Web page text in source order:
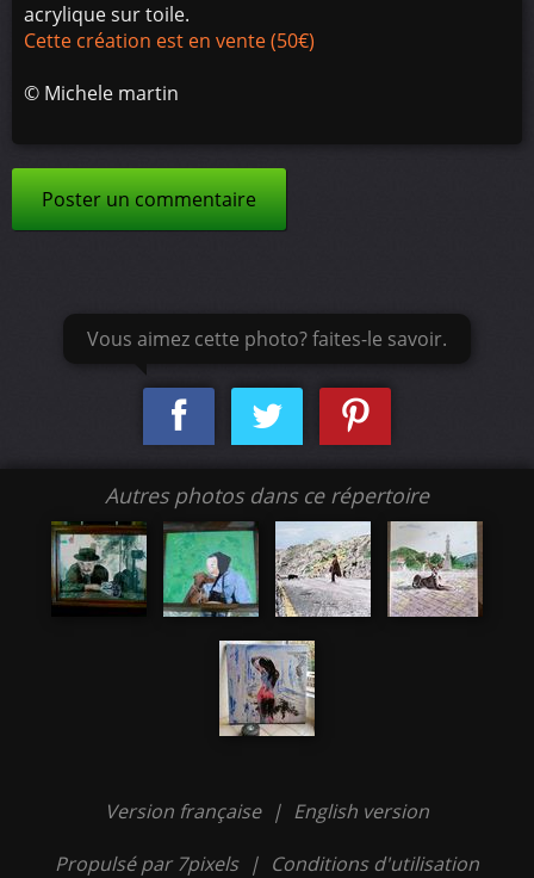
acrylique sur toile.
Cette création est en vente (50€)
© Michele martin
Poster un commentaire
Vous aimez cette photo? faites-le savoir.
Autres photos dans ce répertoire
Version française | English version
Propulsé par 7pixels | Conditions d'utilisation